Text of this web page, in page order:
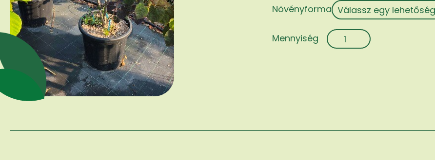
Növényforma
Cercis
canadensis